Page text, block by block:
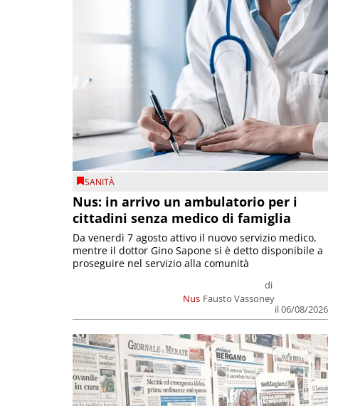
SANITÀ
Nus: in arrivo un ambulatorio per i
cittadini senza medico di famiglia
Nus
di
Fausto Vassoney
il 06/08/2026
Da venerdì 7 agosto attivo il nuovo servizio medico,
mentre il dottor Gino Sapone si è detto disponibile a
proseguire nel servizio alla comunità